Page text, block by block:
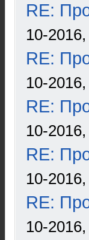
RE:
10-
RE:
10-
RE:
10-
RE:
10-
RE:
10-